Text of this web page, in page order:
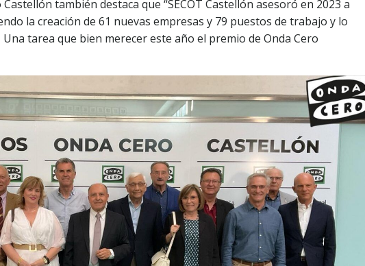
también destaca que “SECOT Castellón asesoró en 2023 a
la creación de 61 nuevas empresas y 79 puestos de trabajo y lo
tarea que bien merecer este año el premio de Onda Cero